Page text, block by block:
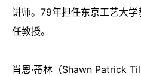
讲师。79年担任东京工艺大学
任教授。
肖恩·蒂林（Shawn Patrick